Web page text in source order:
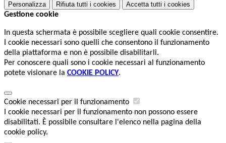
Personalizza Rifiuta tutti i cookies Accetta tutti i cookies
Gestione cookie
In questa schermata è possibile scegliere quali cookie consentire.
I cookie necessari sono quelli che consentono il funzionamento
della piattaforma e non è possibile disabilitarli.
Per conoscere quali sono i cookie necessari al funzionamento
potete visionare la COOKIE POLICY.
Cookie necessari per il funzionamento
I cookie necessari per il funzionamento non possono essere
disabilitati. È possibile consultare l'elenco nella pagina della
cookie policy.